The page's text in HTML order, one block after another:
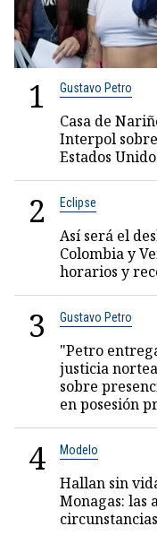
1 Gustavo Petro
Casa de
Interpol
Estados
2 Eclipse
Así será el
Colombia y
horarios y
3 Gustavo Petro
"Petro
justicia
sobre
en posesión
4 Modelo
Hallan sin
Monagas: las